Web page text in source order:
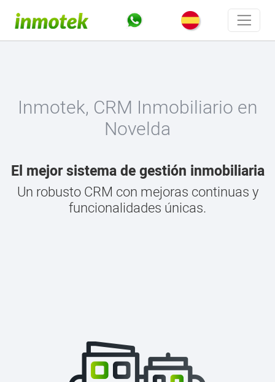
Inmotek, CRM Inmobiliario en
Novelda
El mejor sistema de gestión inmobiliaria
Un robusto CRM con mejoras continuas y
funcionalidades únicas.